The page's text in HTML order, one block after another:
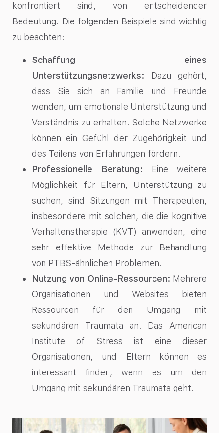
konfrontiert sind, von entscheidender
Bedeutung. Die folgenden Beispiele sind wichtig
zu beachten:
Schaffung eines
Unterstützungsnetzwerks: Dazu gehört,
dass Sie sich an Familie und Freunde
wenden, um emotionale Unterstützung und
Verständnis zu erhalten. Solche Netzwerke
können ein Gefühl der Zugehörigkeit und
des Teilens von Erfahrungen fördern.
Professionelle Beratung: Eine weitere
Möglichkeit für Eltern, Unterstützung zu
suchen, sind Sitzungen mit Therapeuten,
insbesondere mit solchen, die die kognitive
Verhaltenstherapie (KVT) anwenden, eine
sehr effektive Methode zur Behandlung
von PTBS-ähnlichen Problemen.
Nutzung von Online-Ressourcen: Mehrere
Organisationen und Websites bieten
Ressourcen für den Umgang mit
sekundären Traumata an. Das American
Institute of Stress ist eine dieser
Organisationen, und Eltern können es
interessant finden, wenn es um den
Umgang mit sekundären Traumata geht.